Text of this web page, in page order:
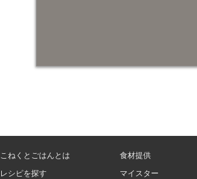
こねくとごはんとは
レシピを探す
食材提供
マイスター